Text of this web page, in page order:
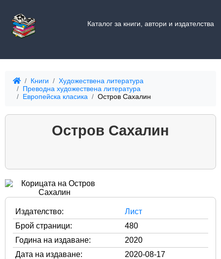
Каталог за книги, автори и издателства
Книги
Художествена литература
Преводна художествена литература
Европейска класика
Остров Сахалин
Остров Сахалин
Издателство:
Лист
Брой страници:
480
Година на издаване:
2020
Дата на издаване:
2020-08-17